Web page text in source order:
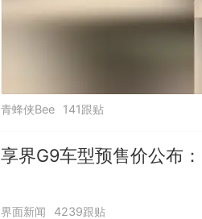
青蜂侠Bee 141跟贴
享界G9车型预售价公布
界面新闻 4239跟贴